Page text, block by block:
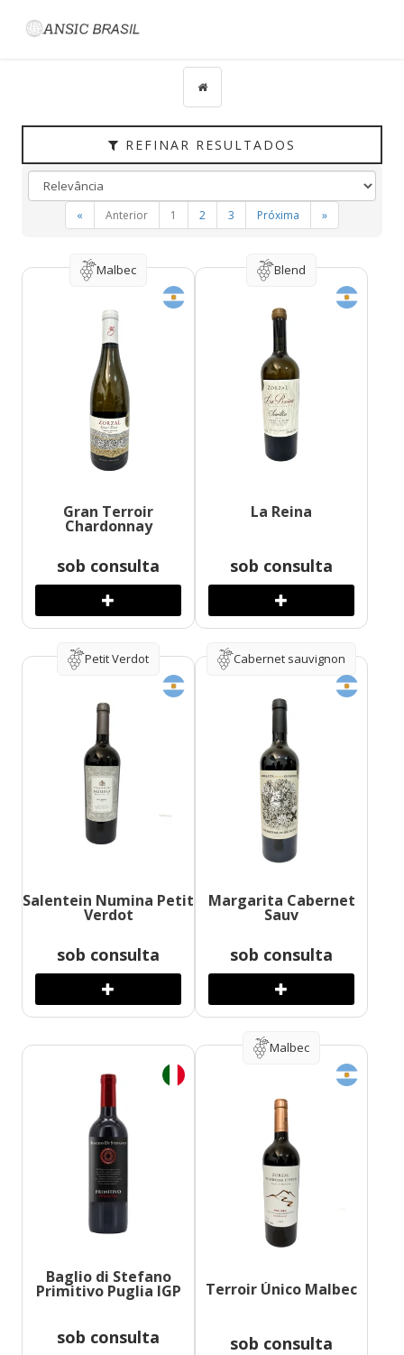
REFINAR RESULTADOS
UVAS
VINÍCOLA
« Anterior 1 2 3 Próxima »
Malbec
Gran Terroir
Chardonnay
sob consulta
Blend
La Reina
sob consulta
Petit Verdot
Salentein Numina Petit
Verdot
sob consulta
Cabernet sauvignon
Margarita Cabernet
Sauv
sob consulta
Baglio di Stefano
Primitivo Puglia IGP
sob consulta
Malbec
Terroir Único Malbec
sob consulta